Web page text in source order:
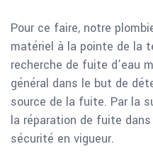
Pour ce faire, notre
matériel à la pointe de la
recherche de fuite d’eau
général dans le but de
source de la fuite. Par la
la réparation de fuite
sécurité en vigueur.